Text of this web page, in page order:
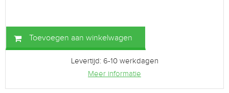
Toevoegen aan winkelwagen
Levertijd: 6-10 werkdagen
Meer informatie